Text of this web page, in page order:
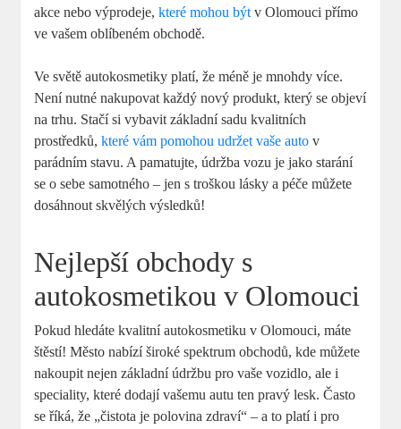
akce nebo výprodeje,které mohou být v Olomouci přímo
ve vašem oblíbeném obchodě.
Ve světě autokosmetiky platí, že méně je mnohdy více.
Není nutné nakupovat každý nový produkt, který se objeví
na trhu. Stačí si vybavit základní sadu kvalitních
prostředků,které vám pomohou udržet vaše auto v
parádním stavu. A pamatujte, údržba vozu je jako starání
se o sebe samotného – jen s troškou lásky a péče můžete
dosáhnout skvělých výsledků!
Nejlepší obchody s
autokosmetikou v Olomouci
Pokud hledáte kvalitní autokosmetiku v Olomouci, máte
štěstí! Město nabízí široké spektrum obchodů, kde můžete
nakoupit nejen základní údržbu pro vaše vozidlo, ale i
speciality, které dodají vašemu autu ten pravý lesk. Často
se říká, že „čistota je polovina zdraví“ – a to platí i pro